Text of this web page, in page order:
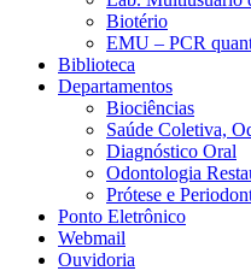
Biotério
EMU – PCR
Biblioteca
Departamentos
Biociências
Saúde Coletiva,
Diagnóstico Oral
Odontologia
Prótese e
Ponto Eletrônico
Webmail
Ouvidoria